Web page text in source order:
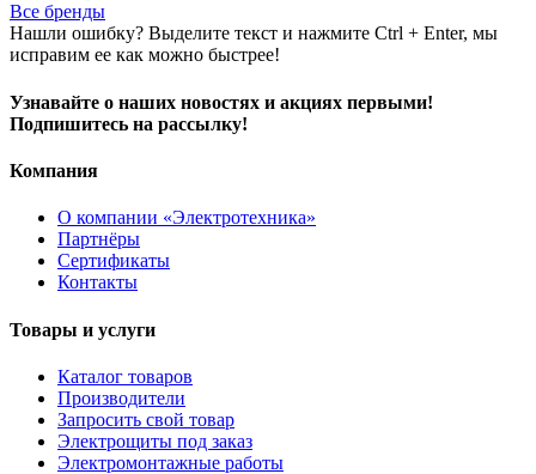
Все бренды
Нашли ошибку? Выделите текст и нажмите Ctrl + Enter, мы
исправим ее как можно быстрее!
Узнавайте о наших новостях и акциях первыми!
Подпишитесь на рассылку!
Компания
О компании «Электротехника»
Партнёры
Сертификаты
Контакты
Товары и услуги
Каталог товаров
Производители
Запросить свой товар
Электрощиты под заказ
Электромонтажные работы